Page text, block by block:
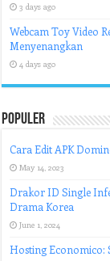
3 days ago
Webcam Toy Video
Menyenangkan
4 days ago
Populer
Cara Edit APK
May 14, 2023
Drakor ID Single
Drama Korea
June 1, 2024
Hosting Economico: